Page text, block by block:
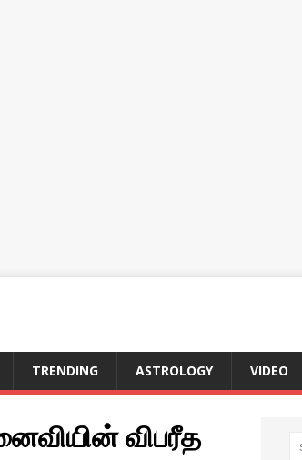
TRENDING ASTROLOGY VIDEO
விபரீத